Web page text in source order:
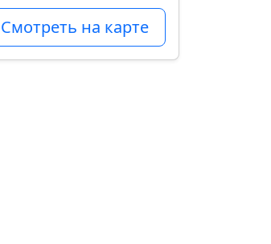
Смотреть на карте